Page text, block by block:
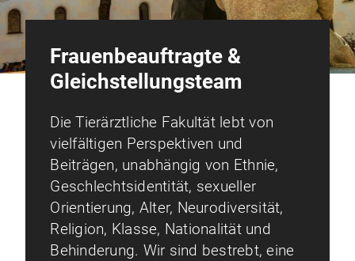
Frauenbeauftragte &
Gleichstellungsteam
Die Tierärztliche Fakultät lebt von
vielfältigen Perspektiven und
Beiträgen, unabhängig von Ethnie,
Geschlechtsidentität, sexueller
Orientierung, Alter, Neurodiversität,
Religion, Klasse, Nationalität und
Behinderung. Wir sind bestrebt, eine